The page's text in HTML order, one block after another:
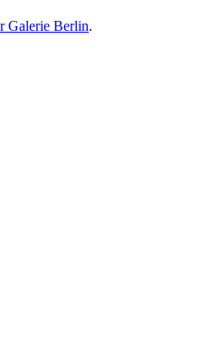
Galerie Berlin.